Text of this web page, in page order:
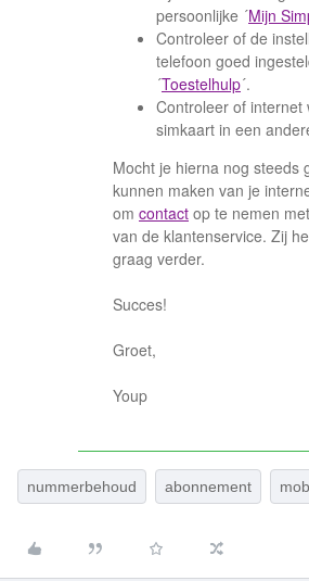
persoonlijke ´Mijn
Controleer of de
telefoon goed
´Toestelhulp´.
Controleer of internet
simkaart in een
Mocht je hierna nog steeds
kunnen maken van je
om contact op te nemen
van de klantenservice. Zij
graag verder.
Succes!
Groet,
Youp
nummerbehoud abonnement